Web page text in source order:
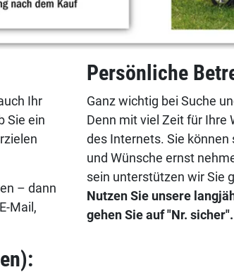
Ihr
Sie ein
– dann
Mail,
Persönliche
Ganz wichtig bei Suche
Denn mit viel Zeit für Ihre
des Internets. Sie können
und Wünsche ernst
sein unterstützen wir Sie
Nutzen Sie unsere
gehen Sie auf "Nr. sicher".